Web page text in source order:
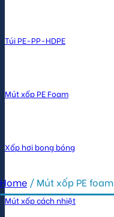
Home /Mút xốp PE foam
Túi PE-PP-HDPE
Mút xốp PE Foam
Xốp hơi bong bóng
Mút xốp cách nhiệt